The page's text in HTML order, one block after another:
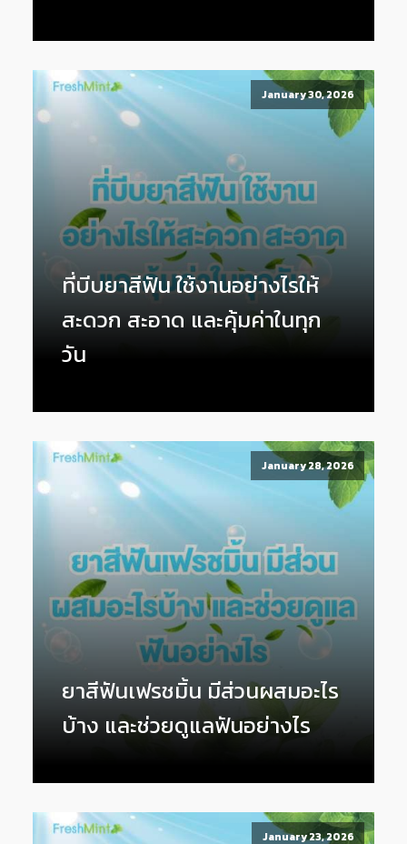
January 30, 2026
ที่บีบยาสีฟัน ใช้งานอย่างไรให้
สะดวก สะอาด และคุ้มค่าในทุก
วัน
January 28, 2026
ยาสีฟันเฟรชมิ้น มีส่วนผสมอะไร
บ้าง และช่วยดูแลฟันอย่างไร
January 23, 2026